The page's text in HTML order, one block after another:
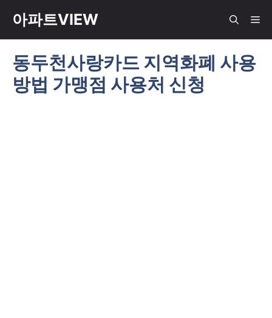
아파트VIEW 메
동두천사랑카드 지역화폐 사용
방법 가맹점 사용처 신청